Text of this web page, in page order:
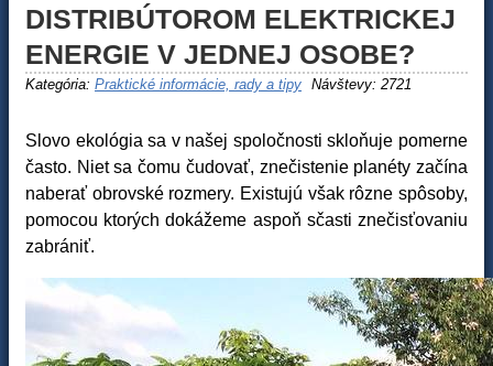
DISTRIBÚTOROM ELEKTRICKEJ
ENERGIE V JEDNEJ OSOBE?
Kategória: Praktické informácie, rady a tipy Návštevy: 2721
Slovo ekológia sa v našej spoločnosti skloňuje pomerne
často. Niet sa čomu čudovať, znečistenie planéty začína
naberať obrovské rozmery. Existujú však rôzne spôsoby,
pomocou ktorých dokážeme aspoň sčasti znečisťovaniu
zabrániť.